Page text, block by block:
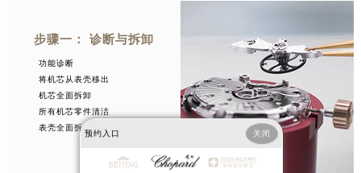
步骤一： 诊断与拆卸
功能诊断
将机芯从表壳移出
机芯全面拆卸
所有机芯零件清洁
表壳全面拆卸
预约入口 关闭